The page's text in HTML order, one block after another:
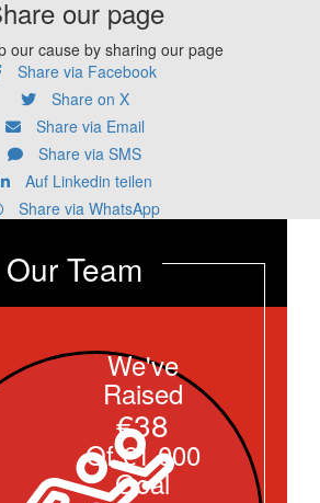
our page
our cause by sharing our page
Share via Facebook
Share on X
Share via Email
Share via SMS
Auf Linkedin teilen
Share via WhatsApp
Our Team
We've
Raised
€38
Of €1.000
Goal